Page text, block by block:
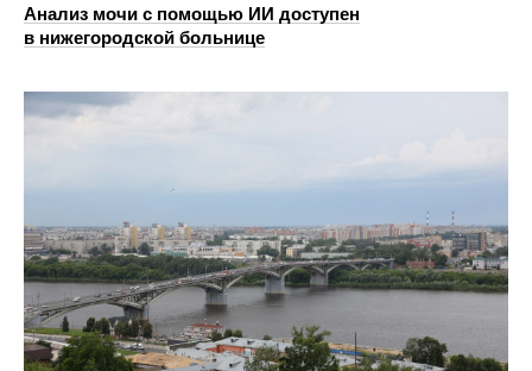
Анализ мочи с помощью ИИ доступен
в нижегородской больнице